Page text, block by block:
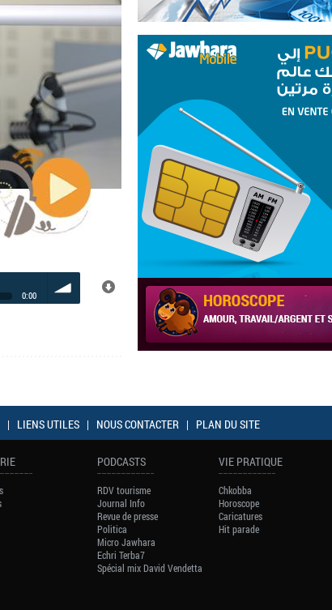
0:00
| LIENS UTILES | NOUS CONTACTER | PLAN DU SITE
PODCASTS
RDV tourisme
Journal Info
Revue de presse
Politica
Micro Jawhara
Echri Terba7
Spécial mix David Vendetta
VIE PRATIQUE
Chkobba
Horoscope
Caricatures
Hit parade